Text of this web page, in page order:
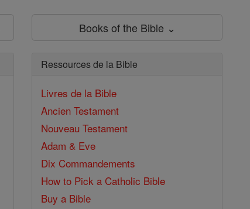
Books of the Bible ⌄
Ressources de la Bible
Livres de la Bible
Ancien Testament
Nouveau Testament
Adam & Eve
Dix Commandements
How to Pick a Catholic Bible
Buy a Bible